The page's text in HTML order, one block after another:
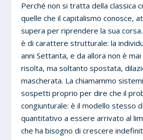
Perché non si tratta della classica
quelle che il capitalismo conosce,
supera per riprendere la sua
è di carattere strutturale: la
anni Settanta, e da allora non è
risolta, ma soltanto spostata,
mascherata. La chiamammo
sospetti proprio per dire che il
congiunturale: è il modello stesso
quantitativo a essere arrivato al
che ha bisogno di crescere